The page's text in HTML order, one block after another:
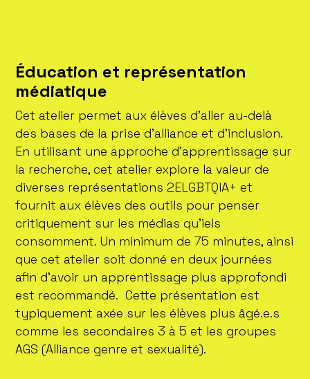
Éducation et représentation
médiatique
Cet atelier permet aux élèves d’aller au-delà
des bases de la prise d’alliance et d’inclusion.
En utilisant une approche d’apprentissage sur
la recherche, cet atelier explore la valeur de
diverses représentations 2ELGBTQIA+ et
fournit aux élèves des outils pour penser
critiquement sur les médias qu’iels
consomment. Un minimum de 75 minutes, ainsi
que cet atelier soit donné en deux journées
afin d’avoir un apprentissage plus approfondi
est recommandé. Cette présentation est
typiquement axée sur les élèves plus âgé.e.s
comme les secondaires 3 à 5 et les groupes
AGS (Alliance genre et sexualité).